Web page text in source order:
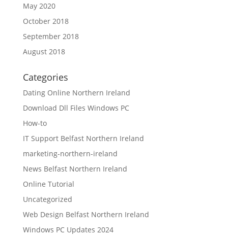
May 2020
October 2018
September 2018
August 2018
Categories
Dating Online Northern Ireland
Download Dll Files Windows PC
How-to
IT Support Belfast Northern Ireland
marketing-northern-ireland
News Belfast Northern Ireland
Online Tutorial
Uncategorized
Web Design Belfast Northern Ireland
Windows PC Updates 2024